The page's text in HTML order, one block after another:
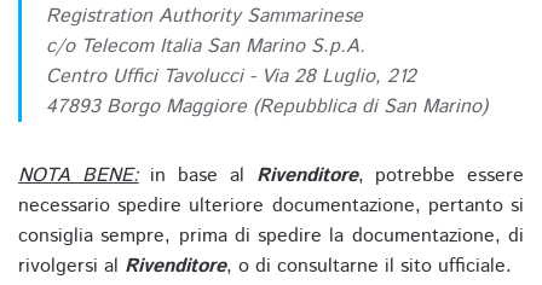
Registration Authority Sammarinese
c/o Telecom Italia San Marino S.p.A.
Centro Uffici Tavolucci - Via 28 Luglio, 212
47893 Borgo Maggiore (Repubblica di San Marino)
NOTA BENE:in base al Rivenditore, potrebbe essere
necessario spedire ulteriore documentazione, pertanto si
consiglia sempre, prima di spedire la documentazione, di
rivolgersi al Rivenditore, o di consultarne il sito ufficiale.